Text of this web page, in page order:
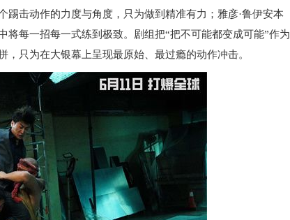
踢击动作的力度与角度，只为做到精准有力；雅彦·鲁伊安本
将每一招每一式练到极致。剧组把“把不可能都变成可能”作为
只为在大银幕上呈现最原始、最过瘾的动作冲击。